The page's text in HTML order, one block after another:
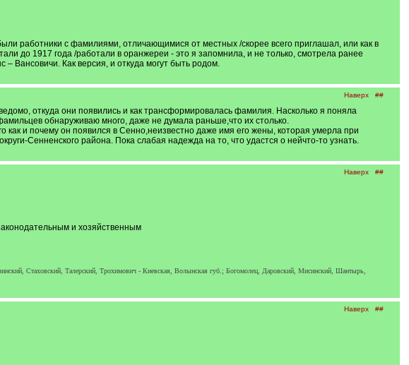
работники с фамилиями, отличающимися от местных /скорее всего приглашал, или как в
до 1917 года /работали в оранжереи - это я запомнила, и не только, смотрела ранее
Вансовичи. Как версия, и откуда могут быть родом.
Наверх ##
откуда они появились и как трансформировалась фамилия. Насколько я поняла
обнаруживаю много, даже не думала раньше,что их столько.
как и почему он появился в Сенно,неизвестно даже имя его жены, которая умерла при
Сенненского района. Пока слабая надежда на то, что удастся о нейчто-то узнать.
Наверх ##
и хозяйственным
Стаховский, Талерский, Трохимович - Киевская, Волынская губ.; Богомолец, Даровский, Мисинский, Шантырь,
Наверх ##